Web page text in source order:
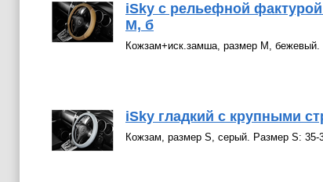
iSky c рельефной
М, б
Кожзам+иск.замша, размер М,
iSky гладкий с крупными
Кожзам, размер S, серый. Размер S: 35-